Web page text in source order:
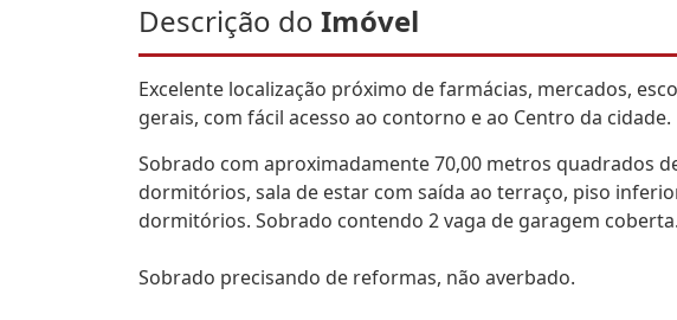
Descrição do Imóvel
Excelente localização próximo de farmácias, mercados,
gerais, com fácil acesso ao contorno e ao Centro da cidade.
Sobrado com aproximadamente 70,00 metros quadrados
dormitórios, sala de estar com saída ao terraço, piso
dormitórios. Sobrado contendo 2 vaga de garagem coberta.
Sobrado precisando de reformas, não averbado.